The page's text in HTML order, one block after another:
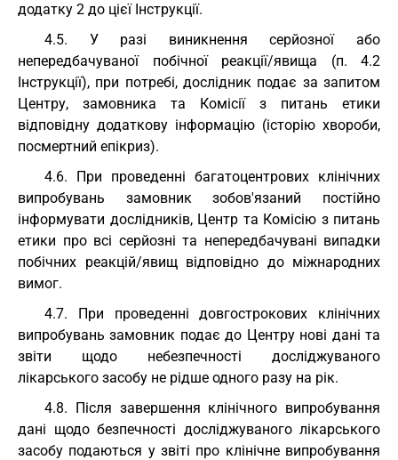
додатку 2 до цієї Інструкції.
4.5. У разі виникнення серйозної або
непередбачуваної побічної реакції/явища (п. 4.2
Інструкції), при потребі, дослідник подає за запитом
Центру, замовника та Комісії з питань етики
відповідну додаткову інформацію (історію хвороби,
посмертний епікриз).
4.6. При проведенні багатоцентрових клінічних
випробувань замовник зобов'язаний постійно
інформувати дослідників, Центр та Комісію з питань
етики про всі серйозні та непередбачувані випадки
побічних реакцій/явищ відповідно до міжнародних
вимог.
4.7. При проведенні довгострокових клінічних
випробувань замовник подає до Центру нові дані та
звіти щодо небезпечності досліджуваного
лікарського засобу не рідше одного разу на рік.
4.8. Після завершення клінічного випробування
дані щодо безпечності досліджуваного лікарського
засобу подаються у звіті про клінічне випробування